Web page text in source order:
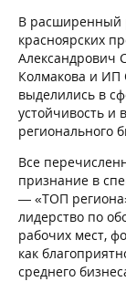
В расширенный
красноярских
Александрович
Колмакова и ИП
выделились в
устойчивость и
регионального
Все
признание в
— «ТОП
лидерство по
рабочих мест,
как
среднего